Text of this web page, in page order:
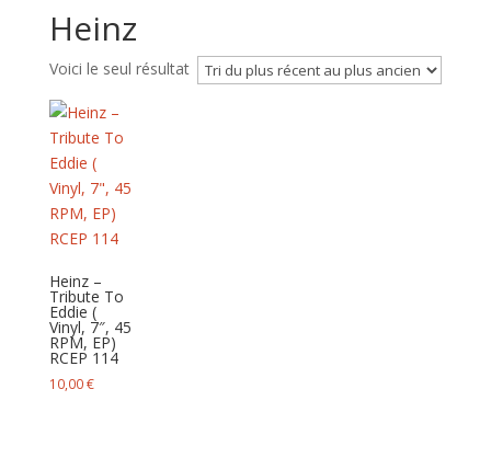
Heinz
Voici le seul résultat
Heinz –
Tribute To
Eddie (
Vinyl, 7″, 45
RPM, EP)
RCEP 114
10,00€